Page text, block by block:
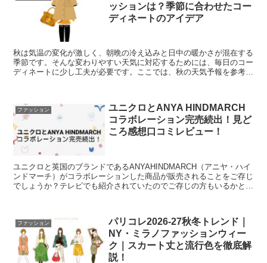
ッションは？季節に合わせたコー
ディネートのアイデア
秋は気温の変化が激しく、朝晩の冷え込みと日中の暖かさが混在する
季節です。そんな変わりやすい天気に対応するためには、毎日のコー
ディネートに少し工夫が必要です。ここでは、秋の天気予報を参考に
ファッション
ユニクロとANYA HINDMARCH
コラボレーション完売続出！見ど
ころ感想口コミレビュー！
ユニクロと英国のブランドであるANYAHINDMARCH（アニヤ・ハイ
ンドマーチ）がコラボレーションした商品が販売されることをご存じ
でしょうか？テレビでも紹介されていたのでご存じの方もいるかと思
ファッション
パリコレ2026‐27秋冬トレンド｜
NY・ミラノファッションウィー
ク｜スカート丈と流行色を徹底解
説！